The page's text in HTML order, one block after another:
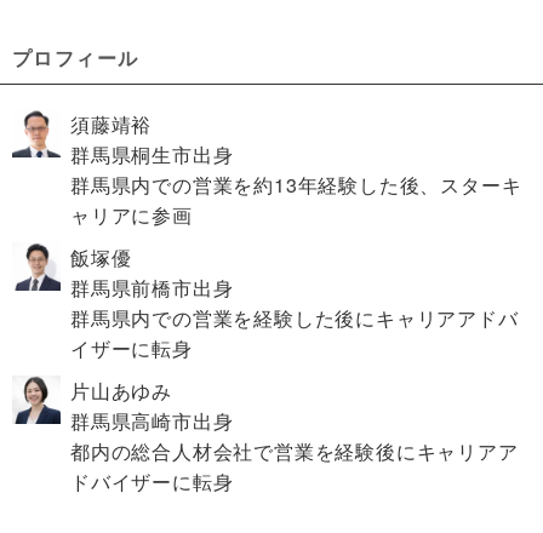
プロフィール
須藤靖裕
群馬県桐生市出身
群馬県内での営業を約13年経験した後、スターキ
ャリアに参画
飯塚優
群馬県前橋市出身
群馬県内での営業を経験した後にキャリアアドバ
イザーに転身
片山あゆみ
群馬県高崎市出身
都内の総合人材会社で営業を経験後にキャリアア
ドバイザーに転身